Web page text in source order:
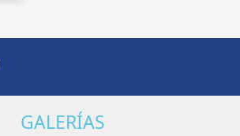
GALERÍAS